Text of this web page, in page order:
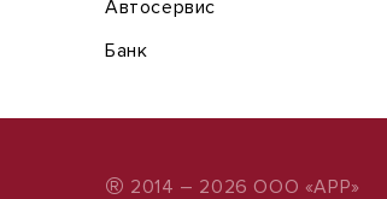
Автосервис
Банк
2014 – 2026 ООО «АРР»